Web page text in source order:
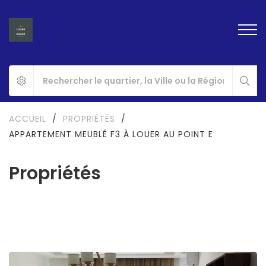
Propriétés
ACCUEIL / PROPRIÉTÉS
/
APPARTEMENT MEUBLÉ F3 À LOUER AU POINT E